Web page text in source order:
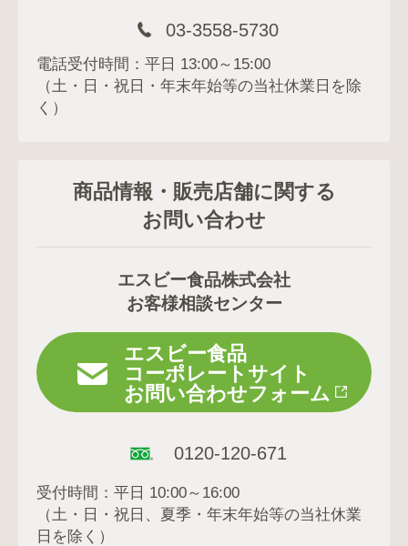
03-3558-5730
電話受付時間：平日 13:00～15:00
（土・日・祝日・年末年始等の当社休業日を除
く）
商品情報・販売店舗に関する
お問い合わせ
エスビー食品株式会社
お客様相談センター
エスビー食品
コーポレートサイト
お問い合わせフォーム
0120-120-671
受付時間：平日 10:00～16:00
（土・日・祝日、夏季・年末年始等の当社休業
日を除く）